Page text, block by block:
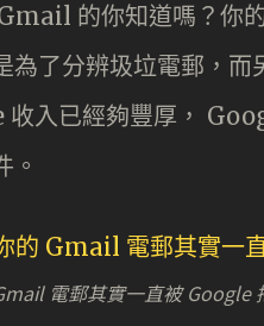
的你知道嗎？你
為了分辨圾垃電郵，
收入已經夠豐厚，
。
電郵其實一直被 Google